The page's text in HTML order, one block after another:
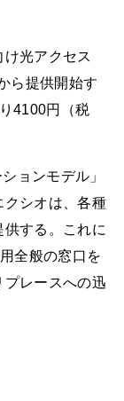
光アクセス
ら提供開始す
4100円（税
ョンモデル」
クシオは、各種
する。これに
全般の窓口を
プレースへの迅